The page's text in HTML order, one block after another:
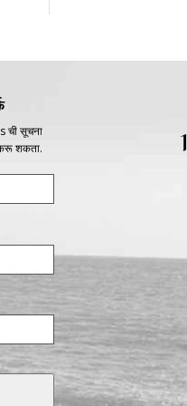
ची सूचना
शकता.